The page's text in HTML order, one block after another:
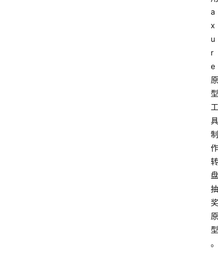
a
x
u
r
e
原
型
工
具
制
作
转
盘
抽
奖
原
型
。